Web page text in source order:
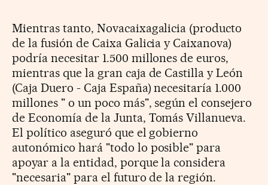
Mientras tanto, Novacaixagalicia (producto
de la fusión de Caixa Galicia y Caixanova)
podría necesitar 1.500 millones de euros,
mientras que la gran caja de Castilla y León
(Caja Duero - Caja España) necesitaría 1.000
millones " o un poco más", según el consejero
de Economía de la Junta, Tomás Villanueva.
El político aseguró que el gobierno
autonómico hará "todo lo posible" para
apoyar a la entidad, porque la considera
"necesaria" para el futuro de la región.